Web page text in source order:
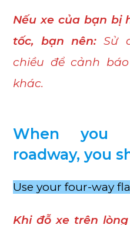
Nếu xe của bạn bị
tốc, bạn nên: Sử
chiều để cảnh
khác.
When you
roadway, you
Use your four-way
Khi đỗ xe trên